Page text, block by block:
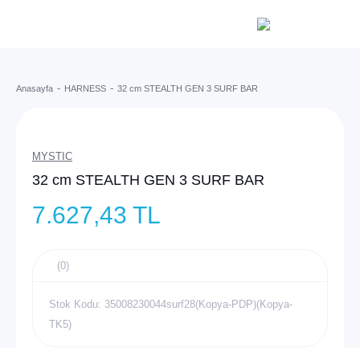
Anasayfa HARNESS 32 cm STEALTH GEN 3 SURF BAR
MYSTIC
32 cm STEALTH GEN 3 SURF BAR
7.627,43 TL
(0)
Stok Kodu: 35008230044surf28(Kopya-PDP)(Kopya-
TK5)